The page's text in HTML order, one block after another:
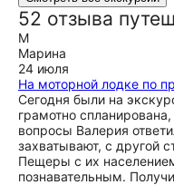
52 отзыва
М
Марина
24 июля
На моторной лодке по
Сегодня были на
грамотно
вопросы Валерия
захватывают, с другой
Пещеры с их
познавательным.